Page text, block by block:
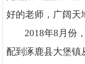
好的老师，广阔天
2018年8月份
配到涿鹿县大堡镇